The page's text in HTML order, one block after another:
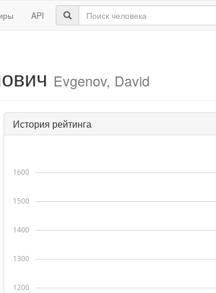
API
Evgenov, David
История рейтинга
1200
1300
1400
1500
1600